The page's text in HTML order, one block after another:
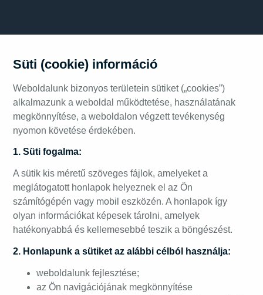
Süti (cookie) információ
Weboldalunk bizonyos területein sütiket („cookies”)
alkalmazunk a weboldal működtetése, használatának
megkönnyítése, a weboldalon végzett tevékenység
nyomon követése érdekében.
1. Süti fogalma:
A sütik kis méretű szöveges fájlok, amelyeket a
meglátogatott honlapok helyeznek el az Ön
számítógépén vagy mobil eszközén. A honlapok így
olyan információkat képesek tárolni, amelyek
hatékonyabbá és kellemesebbé teszik a böngészést.
2. Honlapunk a sütiket az alábbi célból használja:
weboldalunk fejlesztése;
az Ön navigációjának megkönnyítése